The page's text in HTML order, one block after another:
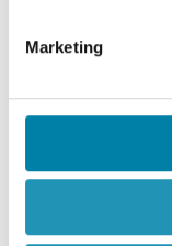
Marketing
Iranischen
Diese zu
Auffassung der
verdunkeln
Antisemitismus
Verständnis für